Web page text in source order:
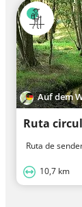
Auf dem
Ruta
Ruta de
10,7 km